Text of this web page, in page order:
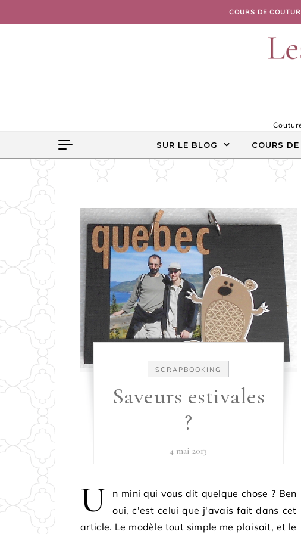
COURS DE
SUR LE BLOG COURS
SCRAPBOOKING
Saveurs estivales
?
4 mai 2013
U
n mini qui vous dit quelque chose ? Ben
oui, c'est celui que j'avais fait dans cet
article. Le modèle tout simple me plaisait, et le